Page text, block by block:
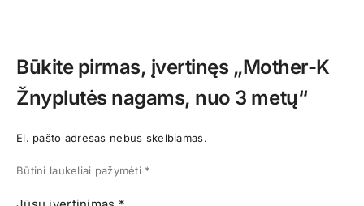
Būkite pirmas, įvertinęs „Mother-K
Žnyplutės nagams, nuo 3 metų“
El. pašto adresas nebus skelbiamas.
Būtini laukeliai pažymėti *